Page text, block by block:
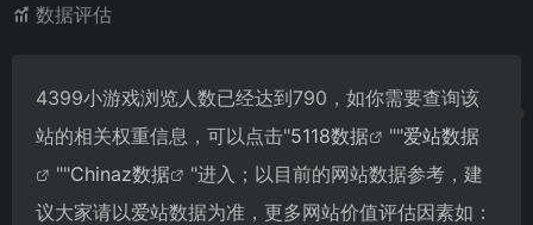
数据评估
4399小游戏浏览人数已经达到790，如你需要查询该
站的相关权重信息，可以点击"5118数据 ""爱站数据
""Chinaz数据
"进入；以目前的网站数据参考，建
议大家请以爱站数据为准，更多网站价值评估因素如：